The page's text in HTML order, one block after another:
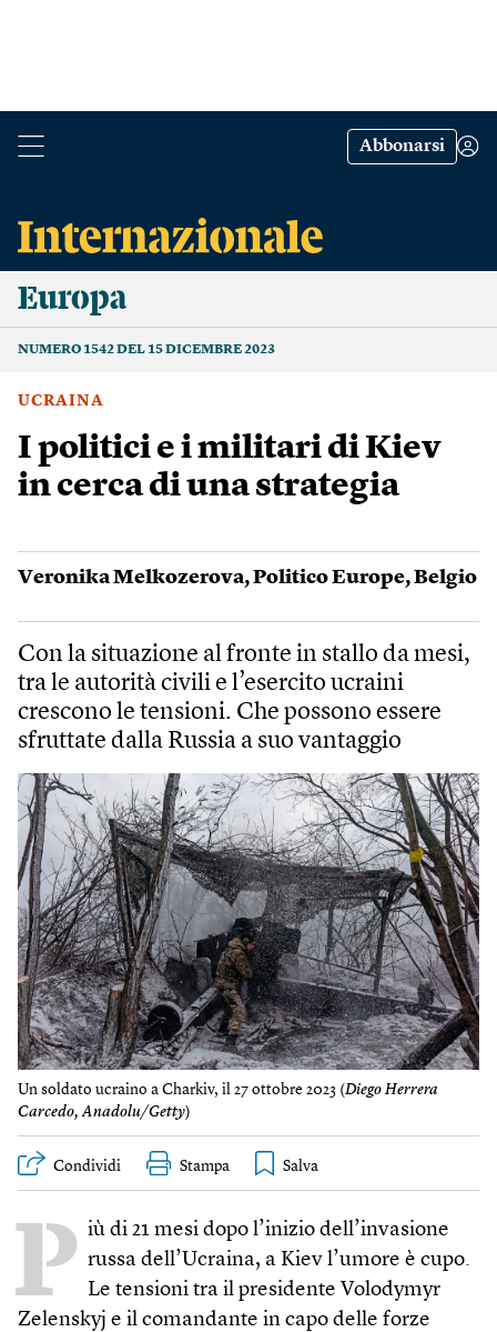
Abbonarsi
Europa
NUMERO 1542 DEL 15 DICEMBRE 2023
UCRAINA
I politici e i militari di Kiev
in cerca di una strategia
Veronika Melkozerova,Politico Europe,Belgio
Con la situazione al fronte in stallo da mesi,
tra le autorità civili e l’esercito ucraini
crescono le tensioni. Che possono essere
sfruttate dalla Russia a suo vantaggio
Un soldato ucraino a Charkiv, il 27 ottobre 2023 (Diego Herrera
Carcedo, Anadolu/Getty)
Condividi Stampa
P iù di 21 mesi dopo l’inizio dell’invasione
russa dell’Ucraina, a Kiev l’umore è cupo.
Le tensioni tra il presidente Volodymyr
Zelenskyj e il comandante in capo delle forze